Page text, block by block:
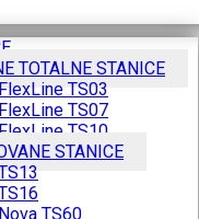
TOTALNE STANICE
TS03
TS07
TS10
STANICE
TS60